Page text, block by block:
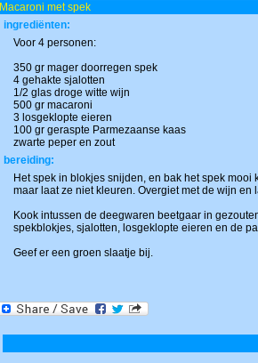
Macaroni met spek
ingrediënten:
Voor 4 personen:
350 gr mager doorregen spek
4 gehakte sjalotten
1/2 glas droge witte wijn
500 gr macaroni
3 losgeklopte eieren
100 gr geraspte Parmezaanse kaas
zwarte peper en zout
bereiding:
Het spek in blokjes snijden, en bak het spek
maar laat ze niet kleuren. Overgiet met de wijn en
Kook intussen de deegwaren beetgaar in
spekblokjes, sjalotten, losgeklopte eieren en de
Geef er een groen slaatje bij.